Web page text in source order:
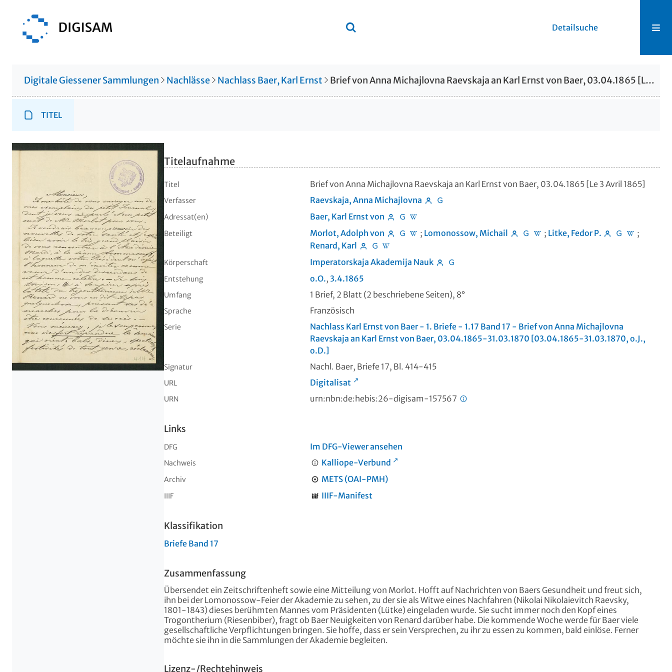
Detailsuche
Digitale Giessener Sammlungen Nachlässe Nachlass Baer, Karl Ernst Brief von Anna Michajlovna Raevskaja an Karl Ernst von Baer, 03.04.1865 [Le 3 Avril 1865]
TITEL
Titelaufnahme
Titel Brief von Anna Michajlovna Raevskaja an Karl Ernst von Baer, 03.04.1865 [Le 3 Avril 1865]
Verfasser Raevskaja, Anna Michajlovna
Adressat(en) Baer, Karl Ernst von
Beteiligt Morlot, Adolph von ; Lomonossow, Michail ; Litke, Fedor P.
;
Renard, Karl
Körperschaft Imperatorskaja Akademija Nauk
Entstehung o.O., 3.4.1865
Umfang 1 Brief, 2 Blatt (2 beschriebene Seiten), 8°
Sprache Französisch
Serie
Nachlass Karl Ernst von Baer - 1. Briefe - 1.17 Band 17 - Brief von Anna Michajlovna
Raevskaja an Karl Ernst von Baer, 03.04.1865-31.03.1870 [03.04.1865-31.03.1870, o.J.,
o.D.]
Signatur Nachl. Baer, Briefe 17, Bl. 414-415
URL Digitalisat
URN urn:nbn:de:hebis:26-digisam-157567
Links
DFG Im DFG-Viewer ansehen
Nachweis Kalliope-Verbund
Archiv METS (OAI-PMH)
IIIF IIIF-Manifest
Klassifikation
Briefe Band 17
Zusammenfassung
Übersendet ein Zeitschriftenheft sowie eine Mitteilung von Morlot. Hofft auf Nachrichten von Baers Gesundheit und freut sich,
ihn bei der Lomonossow-Feier der Akademie zu sehen, zu der sie als Witwe eines Nachfahren (Nikolai Nikolaievitch Raevsky,
1801-1843) dieses berühmten Mannes vom Präsidenten (Lütke) eingeladen wurde. Sie sucht immer noch den Kopf eines
Trogontherium (Riesenbiber), fragt ob Baer Neuigkeiten von Renard darüber habe. Die kommende Woche werde für Baer viele
gesellschaftliche Verpflichtungen bringen. Sie hoffe, dass er sein Versprechen, zu ihr zu essen zu kommen, bald einlöse. Ferner
möchte sie ihn in die Sammlungen der Akademie begleiten.
Lizenz-/Rechtehinweis